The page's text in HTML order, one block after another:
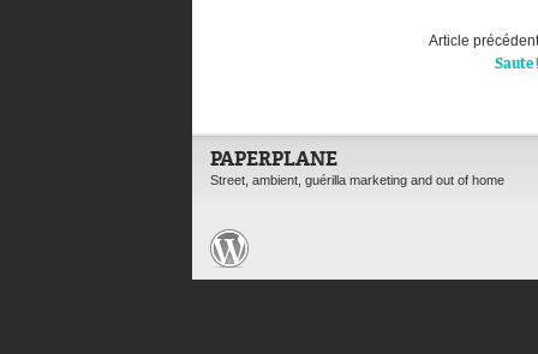
Article précédent
Saute !
PAPERPLANE
Street, ambient, guérilla marketing and out of home